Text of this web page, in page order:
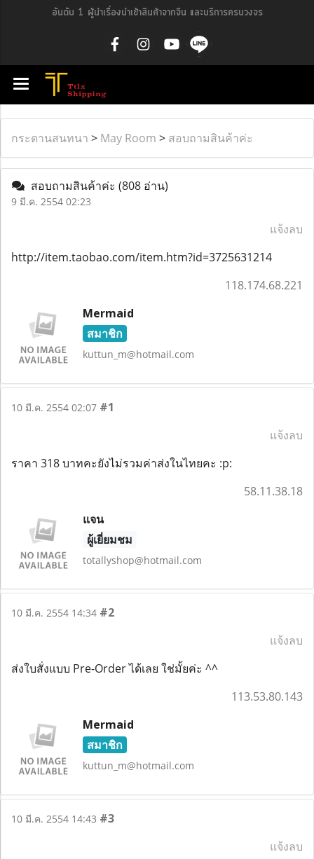
อันดับ 1 ผู้นำเรื่องนำเข้าสินค้าจากจีน และบริการครบวงจร
กระดานสนทนา > May Room > สอบถามสินค้าค่ะ
สอบถามสินค้าค่ะ (808 อ่าน)
9 มี.ค. 2554 02:23
แจ้งลบ
http://item.taobao.com/item.htm?id=3725631214
118.174.68.221
Mermaid
สมาชิก
kuttun_m@hotmail.com
10 มี.ค. 2554 02:07 #1
แจ้งลบ
ราคา 318 บาทคะยังไม่รวมค่าส่งในไทยคะ :p:
58.11.38.18
แจน
ผู้เยี่ยมชม
totallyshop@hotmail.com
10 มี.ค. 2554 14:34 #2
แจ้งลบ
ส่งใบสั่งแบบ Pre-Order ได้เลย ใช่มั้ยค่ะ ^^
113.53.80.143
Mermaid
สมาชิก
kuttun_m@hotmail.com
10 มี.ค. 2554 14:43 #3
แจ้งลบ